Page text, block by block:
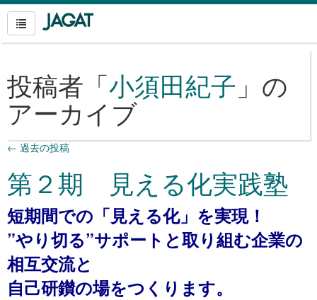
投稿者「小須田紀子 」の
アーカイブ
← 過去の投稿
第２期 見える化実践塾
短期間での「見える化」を実現！
”やり切る”サポートと取り組む企業の
相互交流と
自己研鑚の場をつくります。